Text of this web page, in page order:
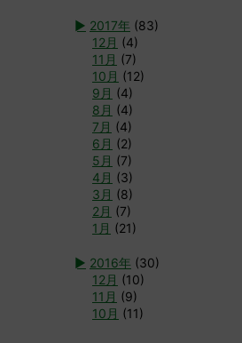
► 2017年 (83)
12月 (4)
11月 (7)
10月 (12)
9月 (4)
8月 (4)
7月 (4)
6月 (2)
5月 (7)
4月 (3)
3月 (8)
2月 (7)
1月 (21)
► 2016年 (30)
12月 (10)
11月 (9)
10月 (11)